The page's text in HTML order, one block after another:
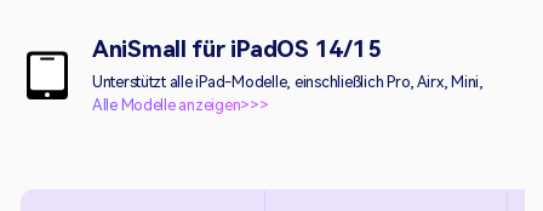
AniSmall für iPadOS 14/15
Unterstützt alle iPad-Modelle, einschließlich Pro, Airx, Mini,
Alle Modelle anzeigen>>>